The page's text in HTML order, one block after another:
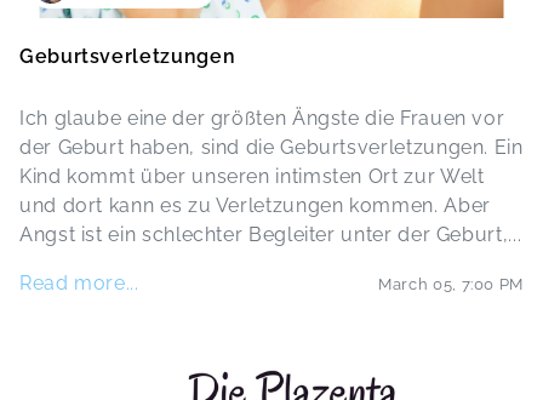
Geburtsverletzungen
Ich glaube eine der größten Ängste die Frauen vor
der Geburt haben, sind die Geburtsverletzungen. Ein
Kind kommt über unseren intimsten Ort zur Welt
und dort kann es zu Verletzungen kommen. Aber
Angst ist ein schlechter Begleiter unter der Geburt,...
Read more... March 05 7:00 PM